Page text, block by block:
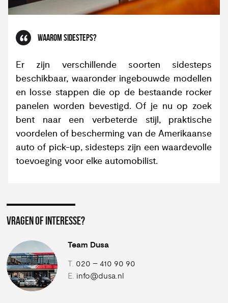
WAAROM SIDESTEPS?
Er zijn verschillende soorten sidesteps
beschikbaar, waaronder ingebouwde modellen
en losse stappen die op de bestaande rocker
panelen worden bevestigd. Of je nu op zoek
bent naar een verbeterde stijl, praktische
voordelen of bescherming van de Amerikaanse
auto of pick-up, sidesteps zijn een waardevolle
toevoeging voor elke automobilist.
VRAGEN OF INTERESSE?
Team Dusa
T. 020 – 410 90 90
E. info@dusa.nl